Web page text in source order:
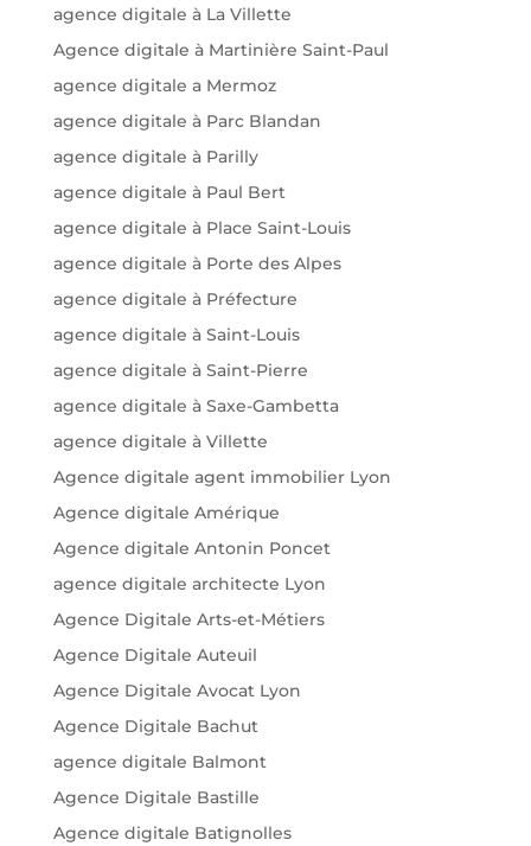
agence digitale à La Villette
Agence digitale à Martinière Saint-Paul
agence digitale a Mermoz
agence digitale à Parc Blandan
agence digitale à Parilly
agence digitale à Paul Bert
agence digitale à Place Saint-Louis
agence digitale à Porte des Alpes
agence digitale à Préfecture
agence digitale à Saint-Louis
agence digitale à Saint-Pierre
agence digitale à Saxe-Gambetta
agence digitale à Villette
Agence digitale agent immobilier Lyon
Agence digitale Amérique
Agence digitale Antonin Poncet
agence digitale architecte Lyon
Agence Digitale Arts-et-Métiers
Agence Digitale Auteuil
Agence Digitale Avocat Lyon
Agence Digitale Bachut
agence digitale Balmont
Agence Digitale Bastille
Agence digitale Batignolles